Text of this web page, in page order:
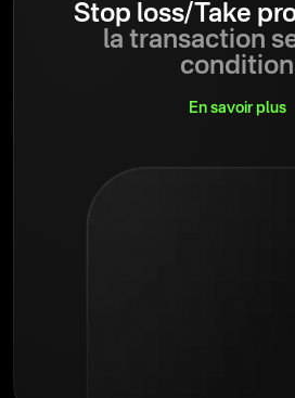
Stop loss/Take
la transaction
En savoirplus